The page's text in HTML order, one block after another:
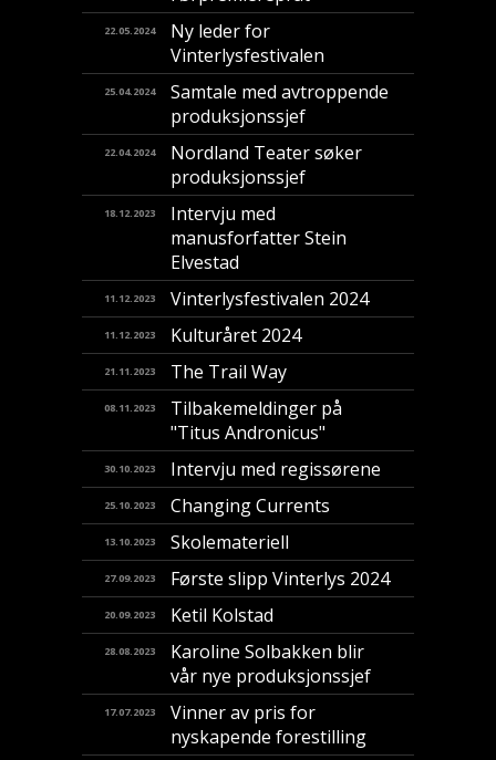
22.05.2024
Ny leder for
Vinterlysfestivalen
25.04.2024
Samtale med avtroppende
produksjonssjef
22.04.2024
Nordland Teater søker
produksjonssjef
18.12.2023
Intervju med
manusforfatter Stein
Elvestad
11.12.2023 Vinterlysfestivalen 2024
11.12.2023 Kulturåret 2024
21.11.2023 The Trail Way
08.11.2023
Tilbakemeldinger på
"Titus Andronicus"
30.10.2023 Intervju med regissørene
25.10.2023 Changing Currents
13.10.2023 Skolemateriell
27.09.2023 Første slipp Vinterlys 2024
20.09.2023 Ketil Kolstad
28.08.2023
Karoline Solbakken blir
vår nye produksjonssjef
17.07.2023
Vinner av pris for
nyskapende forestilling